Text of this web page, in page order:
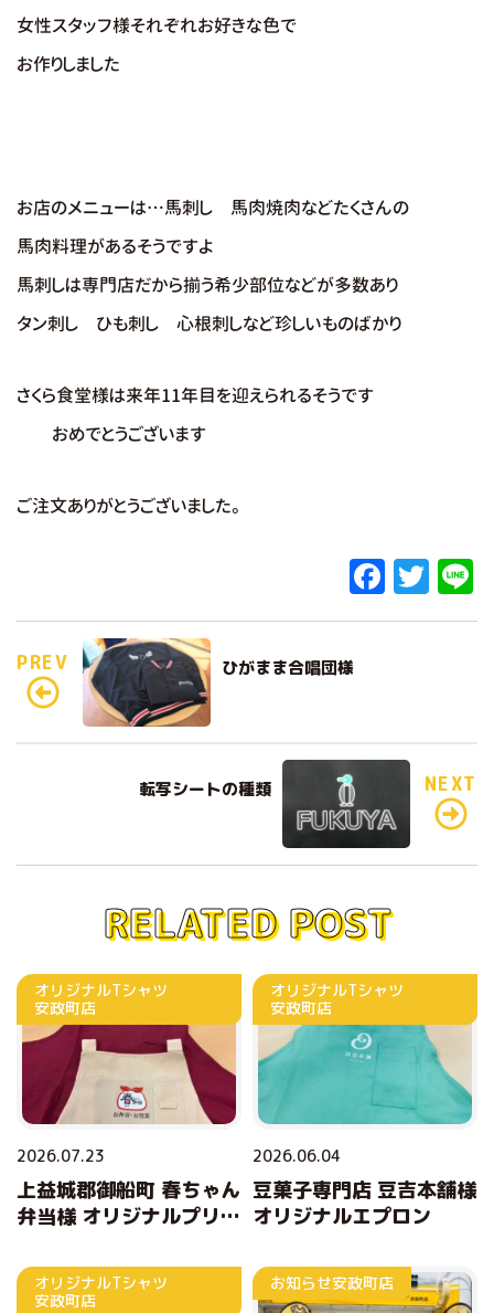
女性スタッフ様それぞれお好きな色で
お作りしました
お店のメニューは…馬刺し 馬肉焼肉などたくさんの
馬肉料理があるそうですよ
馬刺しは専門店だから揃う希少部位などが多数あり
タン刺し ひも刺し 心根刺しなど珍しいものばかり
さくら食堂様は来年11年目を迎えられるそうです
おめでとうございます
ご注文ありがとうございました。
F
a
o
k
T
w n
PREV ひがまま合唱団様
転写シートの種類 NEXT
RELATED POST
オリジナルTシャツ
安政町店
2026.07.23
上益城郡御船町 春ちゃん
弁当様 オリジナルプリン
オリジナルTシャツ
安政町店
2026.06.04
豆菓子専門店 豆吉本舗様
オリジナルエプロン
オリジナルTシャツ
安政町店
お知らせ安政町店